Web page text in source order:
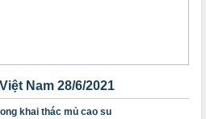
Nam 28/6/2021
khai thác mủ cao su